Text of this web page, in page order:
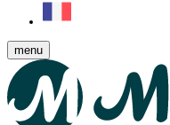
menu